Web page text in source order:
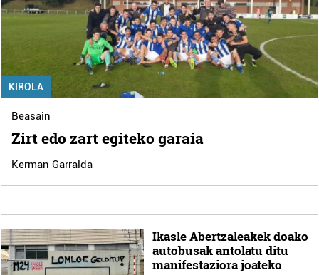
KIROLA
Beasain
Zirt edo zart egiteko garaia
Kerman Garralda
Ikasle Abertzaleakek doako
autobusak antolatu ditu
manifestaziora joateko